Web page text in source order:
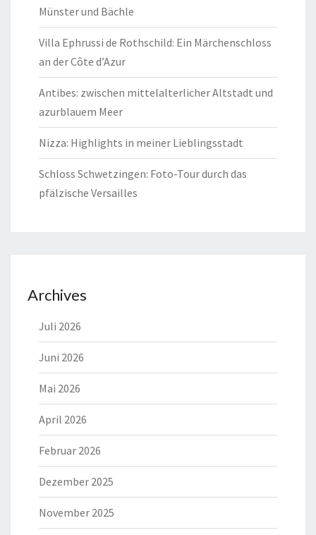
Münster und Bächle
Villa Ephrussi de Rothschild: Ein Märchenschloss
an der Côte d’Azur
Antibes: zwischen mittelalterlicher Altstadt und
azurblauem Meer
Nizza: Highlights in meiner Lieblingsstadt
Schloss Schwetzingen: Foto-Tour durch das
pfälzische Versailles
Archives
Juli 2026
Juni 2026
Mai 2026
April 2026
Februar 2026
Dezember 2025
November 2025